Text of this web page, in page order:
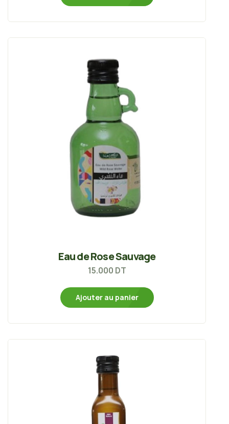
Eau de Rose Sauvage
15.000 DT
Ajouter au panier